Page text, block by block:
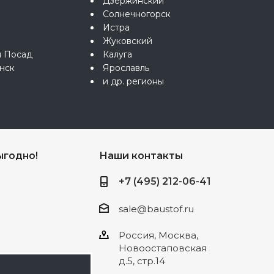
Посад
Солнечногорск
Истра
Жуковский
Калуга
Ярославль
и др. регионы
Наши контакты
+7 (495) 212-06-41
sale@baustof.ru
Россия, Москва,
Новоостаповская
д.5, стр.14